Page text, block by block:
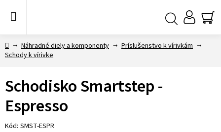
DomovNáhradné diely a komponenty
Príslušenstvo k vírivkám
Schody k vírivke
Schodisko Smartstep -
Espresso
Kód: SMST-ESPR